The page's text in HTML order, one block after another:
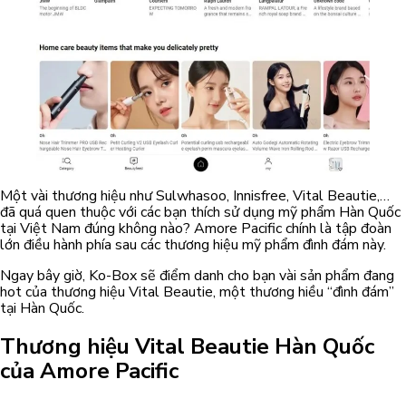
Một vài thương hiệu như Sulwhasoo, Innisfree, Vital Beautie,…
đã quá quen thuộc với các bạn thích sử dụng mỹ phẩm Hàn Quốc
tại Việt Nam đúng không nào? Amore Pacific chính là tập đoàn
lớn điều hành phía sau các thương hiệu mỹ phẩm đình đám này.
Ngay bây giờ, Ko-Box sẽ điểm danh cho bạn vài sản phẩm đang
hot của thương hiệu Vital Beautie, một thương hiều “đình đám”
tại Hàn Quốc.
Thương hiệu Vital Beautie Hàn Quốc
của Amore Pacific